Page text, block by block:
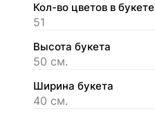
Кол-во цветов в букете
51
Высота букета
50 см.
Ширина букета
40 см.